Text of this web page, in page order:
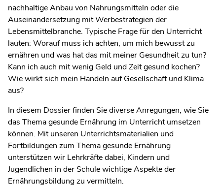
nachhaltige Anbau von Nahrungsmitteln oder die
Auseinandersetzung mit Werbestrategien der
Lebensmittelbranche. Typische Frage für den Unterricht
lauten: Worauf muss ich achten, um mich bewusst zu
ernähren und was hat das mit meiner Gesundheit zu tun?
Kann ich auch mit wenig Geld und Zeit gesund kochen?
Wie wirkt sich mein Handeln auf Gesellschaft und Klima
aus?
In diesem Dossier finden Sie diverse Anregungen, wie Sie
das Thema gesunde Ernährung im Unterricht umsetzen
können. Mit unseren Unterrichtsmaterialien und
Fortbildungen zum Thema gesunde Ernährung
unterstützen wir Lehrkräfte dabei, Kindern und
Jugendlichen in der Schule wichtige Aspekte der
Ernährungsbildung zu vermitteln.